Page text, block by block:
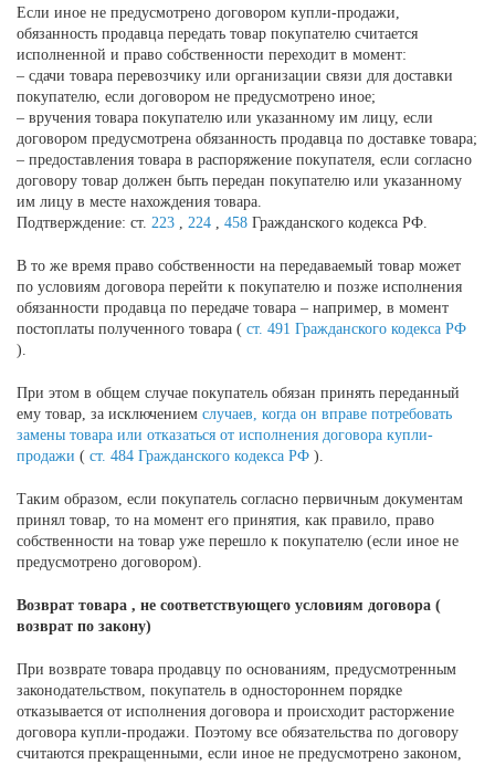
Если иное не предусмотрено договором купли-продажи,
обязанность продавца передать товар покупателю считается
исполненной и право собственности переходит в момент:
– сдачи товара перевозчику или организации связи для доставки
покупателю, если договором не предусмотрено иное;
– вручения товара покупателю или указанному им лицу, если
договором предусмотрена обязанность продавца по доставке товара;
– предоставления товара в распоряжение покупателя, если согласно
договору товар должен быть передан покупателю или указанному
им лицу в месте нахождения товара.
Подтверждение: ст. 223 , 224 , 458 Гражданского кодекса РФ.
В то же время право собственности на передаваемый товар может
по условиям договора перейти к покупателю и позже исполнения
обязанности продавца по передаче товара – например, в момент
постоплаты полученного товара ( ст. 491 Гражданского кодекса РФ
).
При этом в общем случае покупатель обязан принять переданный
ему товар, за исключением случаев, когда он вправе потребовать
замены товара или отказаться от исполнения договора купли-
продажи ( ст. 484 Гражданского кодекса РФ ).
Таким образом, если покупатель согласно первичным документам
принял товар, то на момент его принятия, как правило, право
собственности на товар уже перешло к покупателю (если иное не
предусмотрено договором).
Возврат товара , не соответствующего условиям договора (
возврат по закону)
При возврате товара продавцу по основаниям, предусмотренным
законодательством, покупатель в одностороннем порядке
отказывается от исполнения договора и происходит расторжение
договора купли-продажи. Поэтому все обязательства по договору
считаются прекращенными, если иное не предусмотрено законом,